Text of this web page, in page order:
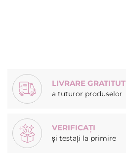
LIVRARE GRATITUT
a tuturor produselor
VERIFICAȚI
și testați la primire